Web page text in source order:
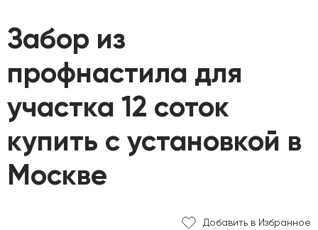
Забор из
профнастила для
участка 12 соток
купить с установкой в
Москве
Добавить в Избранное